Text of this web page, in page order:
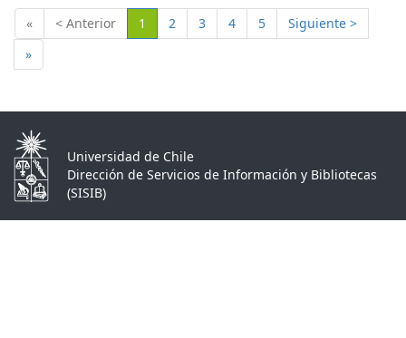
« < Anterior 1 (Actual)
2 3 4 5
Siguiente >
»
Universidad de Chile
Dirección de Servicios de Información y Bibliotecas
(SISIB)